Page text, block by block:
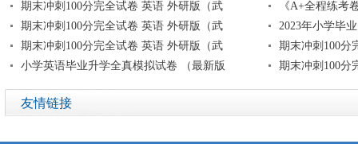
期末冲刺100分完全试卷 英语 外研版（武
期末冲刺100分完全试卷 英语 外研版（武
期末冲刺100分完全试卷 英语 外研版（武
小学英语毕业升学全真模拟试卷 （最新版
《A+全程练考
2023年小学毕
期末冲刺100分
期末冲刺100分
友情链接